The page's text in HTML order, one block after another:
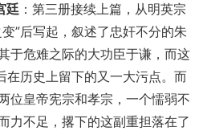
廷 ：第三册接续上篇，从明英宗
”后写起，叙述了忠奸不分的朱
于危难之际的大功臣于谦，而这
在历史上留下的又一大污点。而
位皇帝宪宗和孝宗，一个懦弱不
力不足，撂下的这副重担落在了